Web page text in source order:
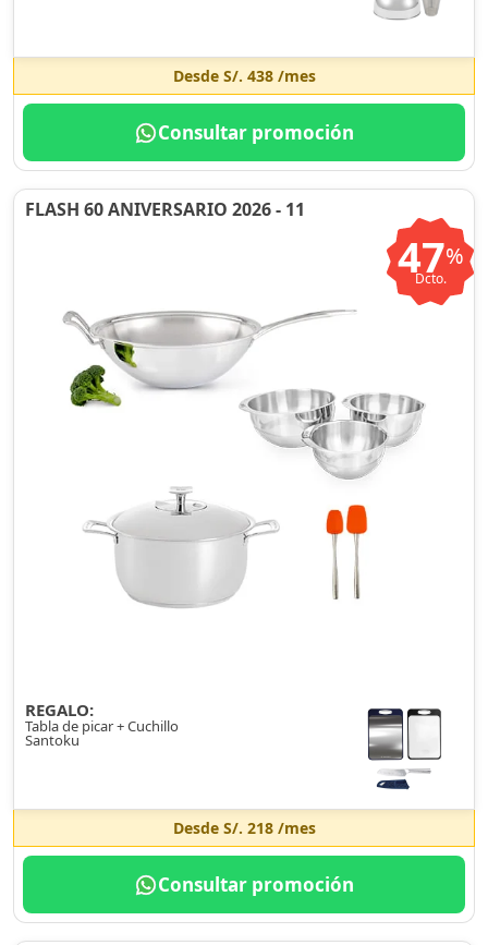
Desde S/. 438/mes
Consultar promoción
FLASH 60 ANIVERSARIO 2026 - 11
47%
Dcto.
REGALO:
Tabla de picar + Cuchillo
Santoku
Desde S/. 218/mes
Consultar promoción